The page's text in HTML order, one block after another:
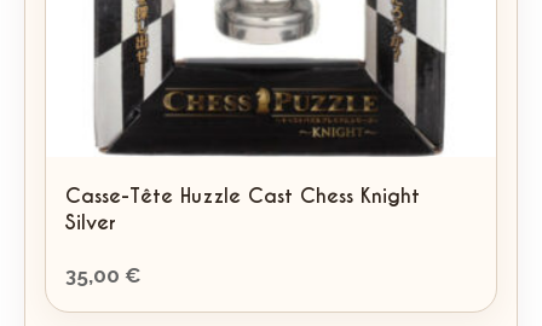
Casse-Tête Huzzle Cast Chess Knight
Silver
35,00 €